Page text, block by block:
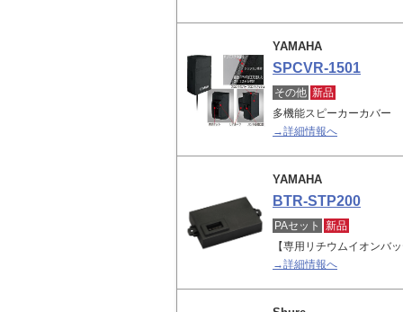
YAMAHA
SPCVR-1501
その他 新品
多機能スピーカーカバー
→詳細情報へ
YAMAHA
BTR-STP200
PAセット
新品
【専用リチウムイオンバ
→詳細情報へ